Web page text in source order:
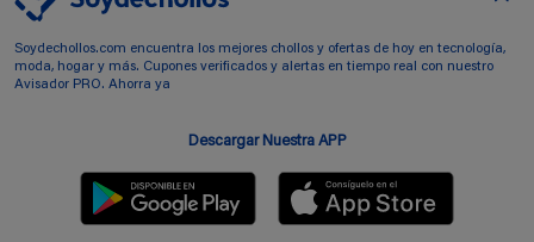
Soydechollos.com encuentra los mejores chollos y ofertas de hoy en tecnología,
moda, hogar y más. Cupones verificados y alertas en tiempo real con nuestro
Avisador PRO. Ahorra ya
Descargar Nuestra APP